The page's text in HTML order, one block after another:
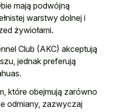
mają podwójną
warstwy dolnej i
żywiołami.
Club (AKC) akceptują
jednak preferują
które obejmują zarówno
odmiany, zazwyczaj